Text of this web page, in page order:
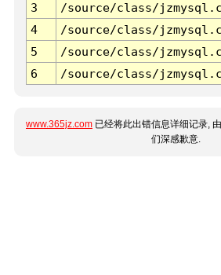
3 /source/class/
4
/source/class/
5
/source/class/
6
/source/class/
www.365jz.com 已经将此出错信息详细记录,
们深感歉意.